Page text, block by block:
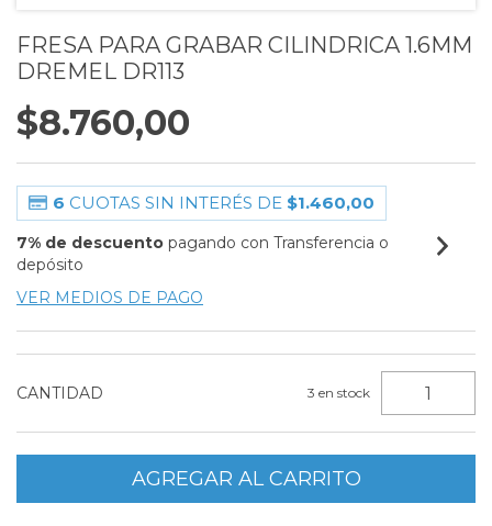
FRESA PARA GRABAR CILINDRICA 1.6MM
DREMEL DR113
$8.760,00
6 CUOTAS SIN INTERÉS DE $1.460,00
7% de descuento pagando con Transferencia o
depósito
VER MEDIOS DE PAGO
CANTIDAD 3 en stock